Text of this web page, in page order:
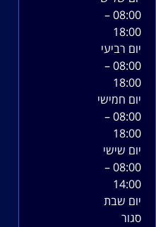
08:00 –
18:00
יום רביעי
08:00 –
18:00
יום חמישי
08:00 –
18:00
יום שישי
08:00 –
14:00
יום שבת
סגור